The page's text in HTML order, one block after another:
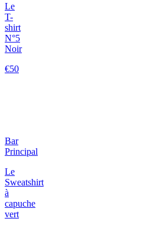
Le
T-
shirt
N°5
Noir
€50
Bar
Principal
Le
Sweatshirt
à
capuche
vert